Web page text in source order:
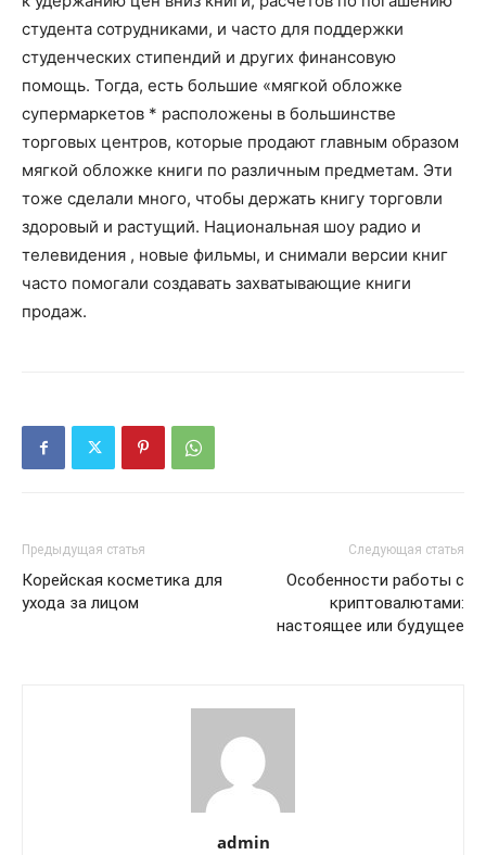
студента сотрудниками, и часто для поддержки
студенческих стипендий и других финансовую
помощь. Тогда, есть большие «мягкой обложке
супермаркетов * расположены в большинстве
торговых центров, которые продают главным образом
мягкой обложке книги по различным предметам. Эти
тоже сделали много, чтобы держать книгу торговли
здоровый и растущий. Национальная шоу радио и
телевидения , новые фильмы, и снимали версии книг
часто помогали создавать захватывающие книги
продаж.
Предыдущая статья
Корейская косметика для
ухода за лицом
Следующая статья
Особенности работы с
криптовалютами:
настоящее или будущее
admin